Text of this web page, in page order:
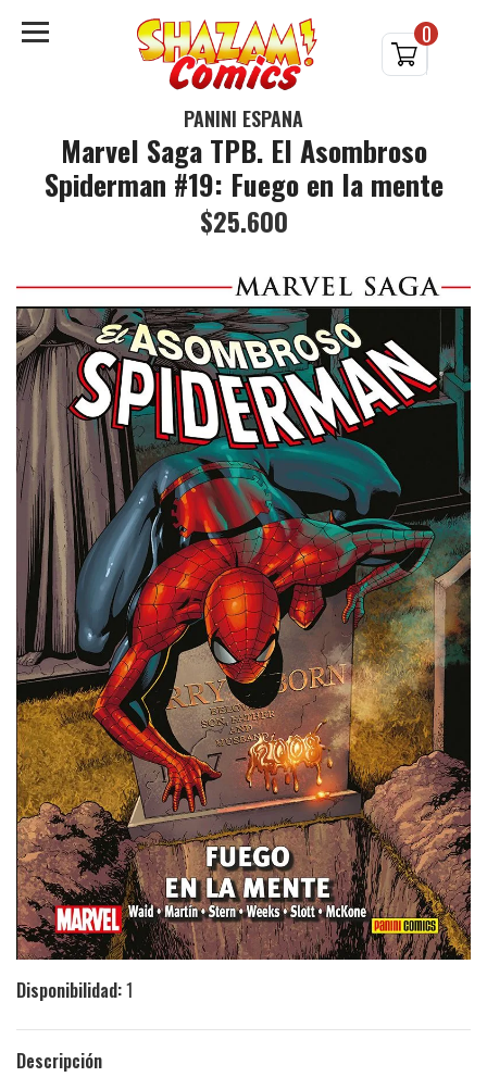
0
PANINI ESPAÑA
Marvel Saga TPB. El Asombroso
Spiderman #19: Fuego en la mente
$25.600
Disponibilidad:1
Descripción